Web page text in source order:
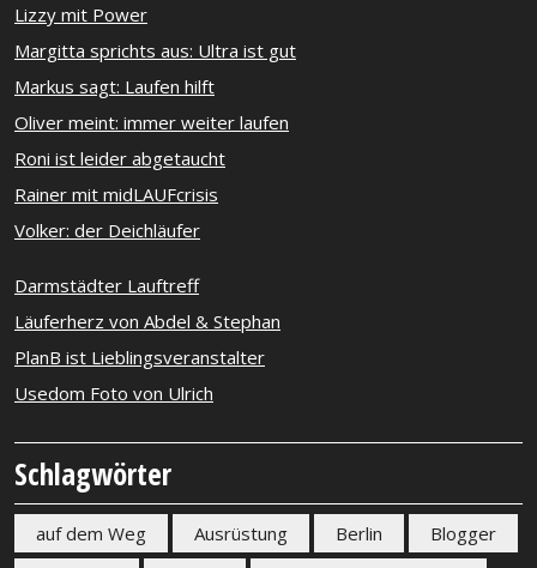
Lizzy mit Power
Margitta sprichts aus: Ultra ist gut
Markus sagt: Laufen hilft
Oliver meint: immer weiter laufen
Roni ist leider abgetaucht
Rainer mit midLAUFcrisis
Volker: der Deichläufer
Darmstädter Lauftreff
Läuferherz von Abdel & Stephan
PlanB ist Lieblingsveranstalter
Usedom Foto von Ulrich
Schlagwörter
auf dem Weg Ausrüstung Berlin
Blogger